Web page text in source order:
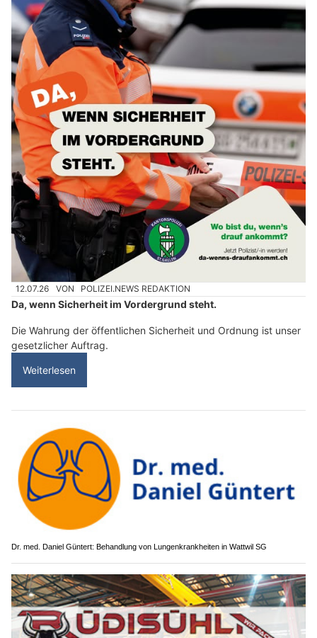
12.07.26 VON POLIZEI.NEWS REDAKTION
Da, wenn Sicherheit im Vordergrund steht.
Die Wahrung der öffentlichen Sicherheit und Ordnung ist unser
gesetzlicher Auftrag.
Weiterlesen
Dr. med. Daniel Güntert: Behandlung von Lungenkrankheiten in Wattwil SG